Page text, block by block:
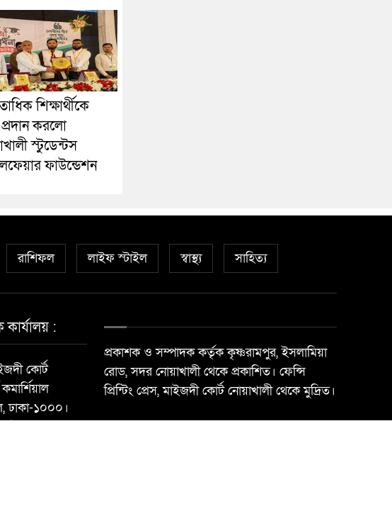
শিক্ষার্থীকে
প্রদান করলো
স্টুডেন্টস
ফাউন্ডেশন
রাশিফল লাইফ স্টাইল স্বাস্থ্য সাহিত্য
কার্যালয় :
কোর্ট
ঢাকা-১০০০।
প্রকাশক ও সম্পাদক কর্তৃক কৃষ্ণরামপুর, ইসলামিয়া
রোড, সদর নোয়াখালী থেকে প্রকাশিত। ফেন্সি
প্রিন্টিং প্রেস, মাইজদী কোর্ট নোয়াখালী থেকে মুদ্রিত।